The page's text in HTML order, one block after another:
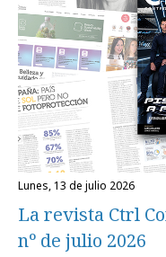
lunes, 13 de julio 2026
La revista Ctrl
nº de julio 2026